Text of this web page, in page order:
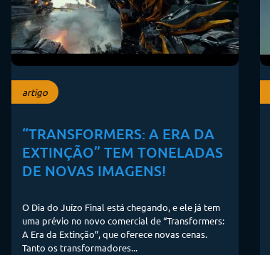
artigo
“TRANSFORMERS: A ERA DA
EXTINÇÃO” TEM TONELADAS
DE NOVAS IMAGENS!
O Dia do Juízo Final está chegando, e ele já tem
uma prévio no novo comercial de “Transformers:
A Era da Extinção”, que oferece novas cenas.
Tanto os transformadores...